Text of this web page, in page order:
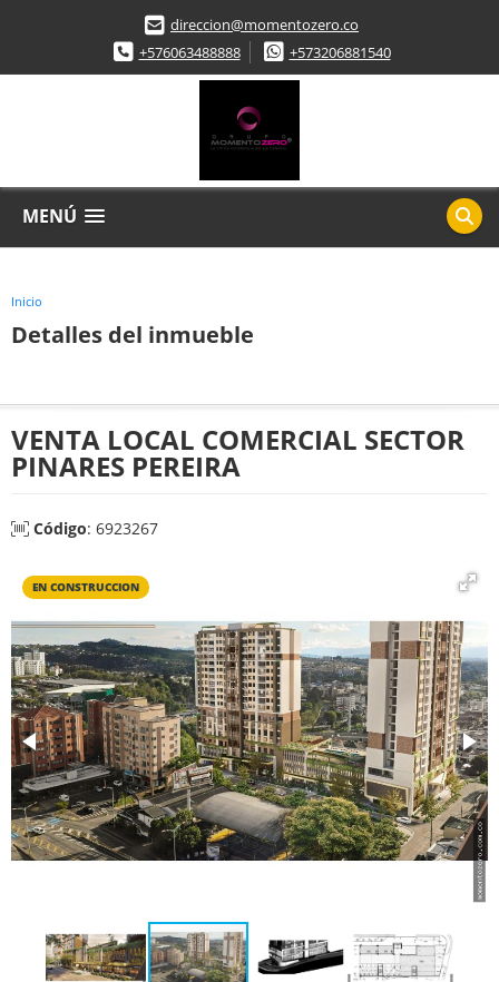
direccion@momentozero.co
+576063488888
+573206881540
MENÚ
Inicio
Detalles del inmueble
VENTA LOCAL COMERCIAL SECTOR
PINARES PEREIRA
Código: 6923267
EN CONSTRUCCION